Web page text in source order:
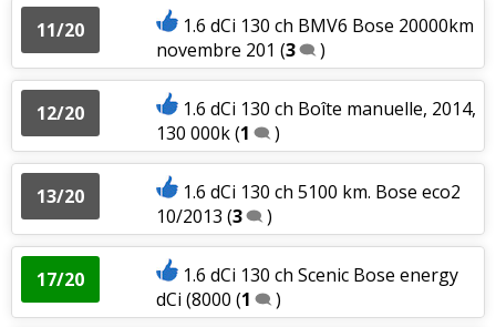
11/20
1.6 dCi 130 ch BMV6 Bose 20000km
novembre 201 (3 )
12/20
1.6 dCi 130 ch Boîte manuelle, 2014,
130 000k(1 )
13/20
1.6 dCi 130 ch 5100 km. Bose eco2
10/2013 (3 )
17/20
1.6 dCi 130 ch Scenic Bose energy
dCi (8000 (1 )